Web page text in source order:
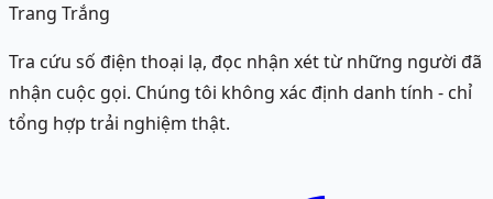
Trang Trắng
Tra cứu số điện thoại lạ, đọc nhận xét từ những người đã
nhận cuộc gọi. Chúng tôi không xác định danh tính - chỉ
tổng hợp trải nghiệm thật.